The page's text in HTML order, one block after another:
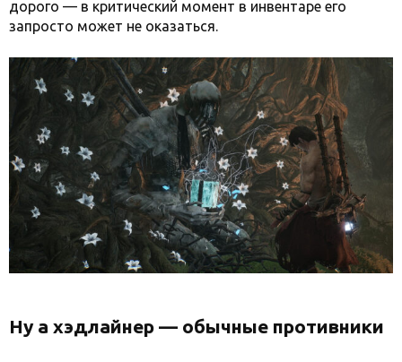
дорого — в критический момент в инвентаре его
запросто может не оказаться.
Ну а хэдлайнер — обычные противники